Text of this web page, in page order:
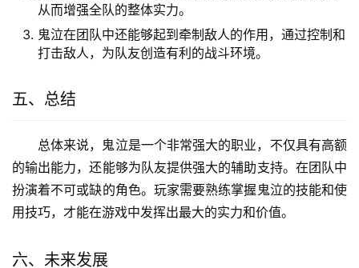
从而增强全队的整体实力。
鬼泣在团队中还能够起到牵制敌人的作用，通过控制和
打击敌人，为队友创造有利的战斗环境。
五、总结
总体来说，鬼泣是一个非常强大的职业，不仅具有高额
的输出能力，还能够为队友提供强大的辅助支持。在团队中
扮演着不可或缺的角色。玩家需要熟练掌握鬼泣的技能和使
用技巧，才能在游戏中发挥出最大的实力和价值。
六、未来发展